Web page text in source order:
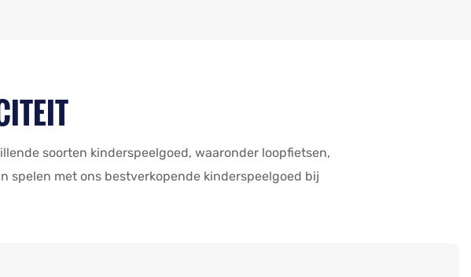
soorten kinderspeelgoed, waaronder loopfietsen,
spelen met ons bestverkopende kinderspeelgoed bij